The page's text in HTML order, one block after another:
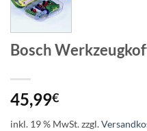
Bosch
45,99€
inkl. 19 % MwSt.zzgl.